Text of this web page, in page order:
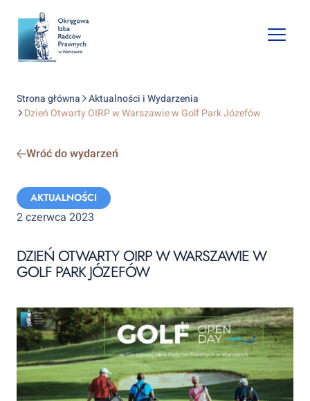
Open
Strona główna
Aktualności i Wydarzenia
Dzień Otwarty OIRP w Warszawie w Golf Park Józefów
Wróć do wydarzeń
Categories:
AKTUALNOŚCI
2 czerwca 2023
DZIEŃ OTWARTY OIRP W WARSZAWIE W
GOLF PARK JÓZEFÓW